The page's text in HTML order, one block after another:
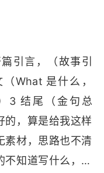
引言，（故事引
（What 是什么，
3 结尾（金句总
的，算是给我这样
素材，思路也不清
不知道写什么，学